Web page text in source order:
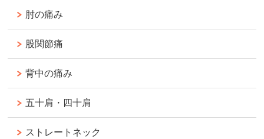
肘の痛み
股関節痛
背中の痛み
五十肩・四十肩
ストレートネック